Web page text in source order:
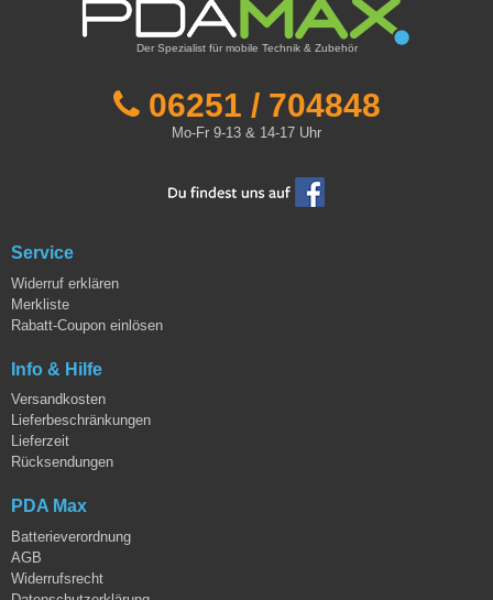
Der Spezialist für mobile Technik & Zubehör
06251 / 704848
Mo-Fr 9-13 & 14-17 Uhr
Service
Widerruf erklären
Merkliste
Rabatt-Coupon einlösen
Info & Hilfe
Versandkosten
Lieferbeschränkungen
Lieferzeit
Rücksendungen
PDA Max
Batterieverordnung
AGB
Widerrufsrecht